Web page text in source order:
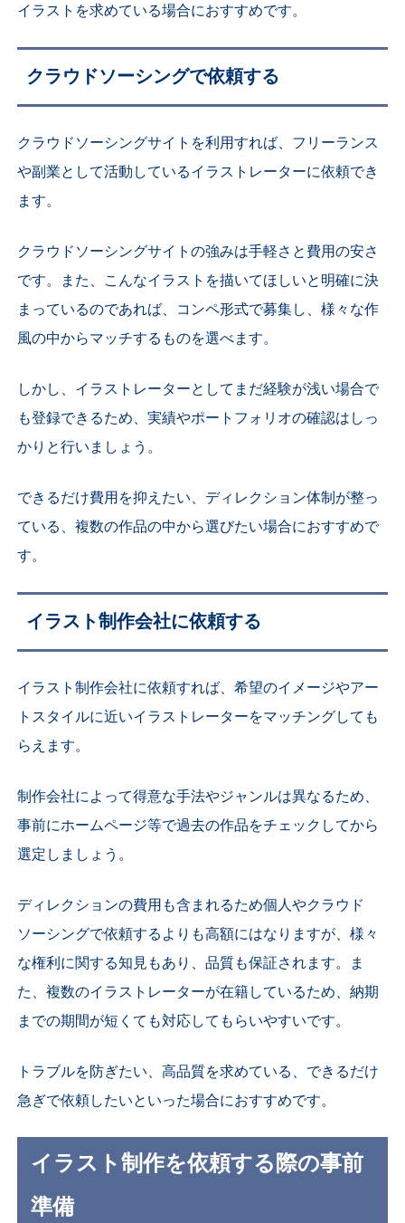
イラストを求めている場合におすすめです。
クラウドソーシングで依頼する
クラウドソーシングサイトを利用すれば、フリーランス
や副業として活動しているイラストレーターに依頼でき
ます。
クラウドソーシングサイトの強みは手軽さと費用の安さ
です。また、こんなイラストを描いてほしいと明確に決
まっているのであれば、コンペ形式で募集し、様々な作
風の中からマッチするものを選べます。
しかし、イラストレーターとしてまだ経験が浅い場合で
も登録できるため、実績やポートフォリオの確認はしっ
かりと行いましょう。
できるだけ費用を抑えたい、ディレクション体制が整っ
ている、複数の作品の中から選びたい場合におすすめで
す。
イラスト制作会社に依頼する
イラスト制作会社に依頼すれば、希望のイメージやアー
トスタイルに近いイラストレーターをマッチングしても
らえます。
制作会社によって得意な手法やジャンルは異なるため、
事前にホームページ等で過去の作品をチェックしてから
選定しましょう。
ディレクションの費用も含まれるため個人やクラウド
ソーシングで依頼するよりも高額にはなりますが、様々
な権利に関する知見もあり、品質も保証されます。ま
た、複数のイラストレーターが在籍しているため、納期
までの期間が短くても対応してもらいやすいです。
トラブルを防ぎたい、高品質を求めている、できるだけ
急ぎで依頼したいといった場合におすすめです。
イラスト制作を依頼する際の事前
準備